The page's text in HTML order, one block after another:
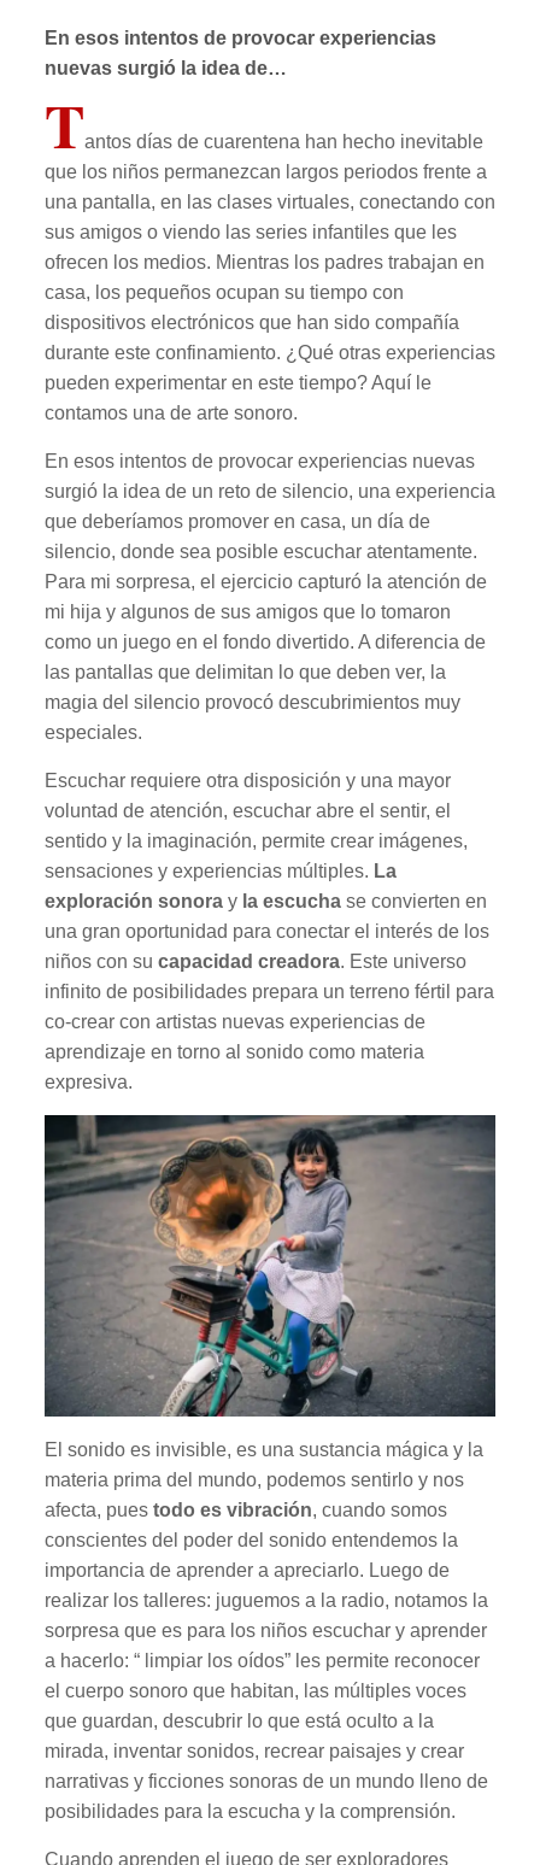
En esos intentos de provocar experiencias
nuevas surgió la idea de…
Tantos días de cuarentena han hecho inevitable
que los niños permanezcan largos periodos frente a
una pantalla, en las clases virtuales, conectando con
sus amigos o viendo las series infantiles que les
ofrecen los medios. Mientras los padres trabajan en
casa, los pequeños ocupan su tiempo con
dispositivos electrónicos que han sido compañía
durante este confinamiento. ¿Qué otras experiencias
pueden experimentar en este tiempo? Aquí le
contamos una de arte sonoro.
En esos intentos de provocar experiencias nuevas
surgió la idea de un reto de silencio, una experiencia
que deberíamos promover en casa, un día de
silencio, donde sea posible escuchar atentamente.
Para mi sorpresa, el ejercicio capturó la atención de
mi hija y algunos de sus amigos que lo tomaron
como un juego en el fondo divertido. A diferencia de
las pantallas que delimitan lo que deben ver, la
magia del silencio provocó descubrimientos muy
especiales.
Escuchar requiere otra disposición y una mayor
voluntad de atención, escuchar abre el sentir, el
sentido y la imaginación, permite crear imágenes,
sensaciones y experiencias múltiples. La
exploración sonoray la escuchase convierten en
una gran oportunidad para conectar el interés de los
niños con su capacidad creadora. Este universo
infinito de posibilidades prepara un terreno fértil para
co-crear con artistas nuevas experiencias de
aprendizaje en torno al sonido como materia
expresiva.
El sonido es invisible, es una sustancia mágica y la
materia prima del mundo, podemos sentirlo y nos
afecta, pues todo es vibración, cuando somos
conscientes del poder del sonido entendemos la
importancia de aprender a apreciarlo. Luego de
realizar los talleres: juguemos a la radio, notamos la
sorpresa que es para los niños escuchar y aprender
a hacerlo: “ limpiar los oídos” les permite reconocer
el cuerpo sonoro que habitan, las múltiples voces
que guardan, descubrir lo que está oculto a la
mirada, inventar sonidos, recrear paisajes y crear
narrativas y ficciones sonoras de un mundo lleno de
posibilidades para la escucha y la comprensión.
Cuando aprenden el juego de ser exploradores